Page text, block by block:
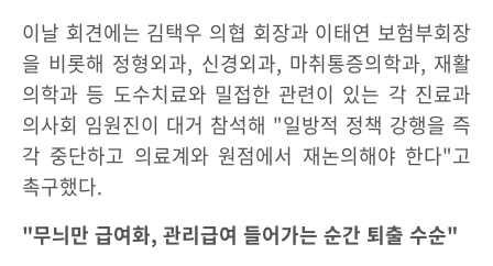
이날 회견에는 김택우 의협 회장과 이태연 보험부회장
을 비롯해 정형외과, 신경외과, 마취통증의학과, 재활
의학과 등 도수치료와 밀접한 관련이 있는 각 진료과
의사회 임원진이 대거 참석해 "일방적 정책 강행을 즉
각 중단하고 의료계와 원점에서 재논의해야 한다"고
촉구했다.
"무늬만 급여화, 관리급여 들어가는 순간 퇴출 수순"